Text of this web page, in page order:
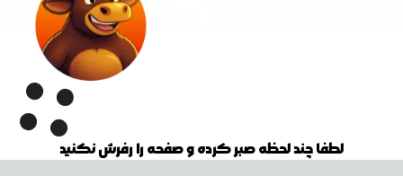
لطفا چند لحظه صبر کرده و صفحه را رفرش نکنید